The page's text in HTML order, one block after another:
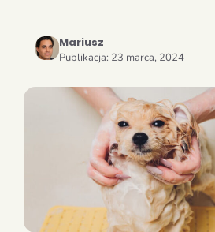
Mariusz
Publikacja: 23 marca, 2024